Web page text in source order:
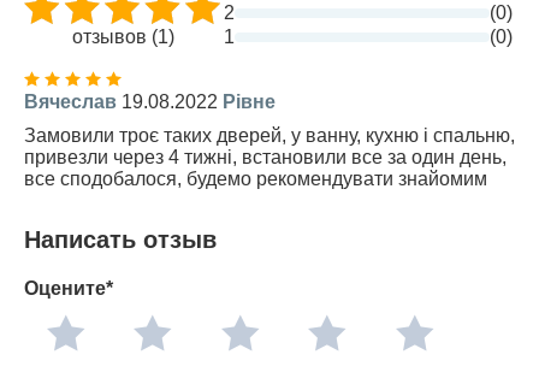
отзывов (1)
2
(0)
1
(0)
Вячеслав 19.08.2022 Рівне
Замовили троє таких дверей, у ванну, кухню і спальню,
привезли через 4 тижні, встановили все за один день,
все сподобалося, будемо рекомендувати знайомим
Написать отзыв
Оцените*